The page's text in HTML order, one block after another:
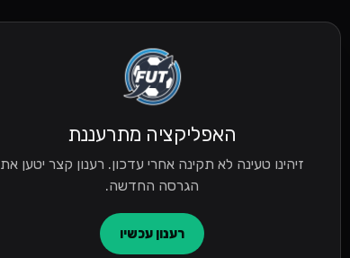
האפליקציה מתרעננת
זיהינו טעינה לא תקינה אחרי עדכון. רענון קצר יטען את
הגרסה החדשה.
רענון עכשיו